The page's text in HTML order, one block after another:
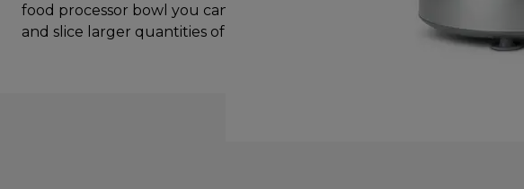
food processor bowl you can continuosly grate
and slice larger quantities of ingredients.